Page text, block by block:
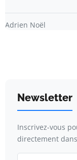
Adrien Noël
Newsletter
Inscrivez-vous
directement